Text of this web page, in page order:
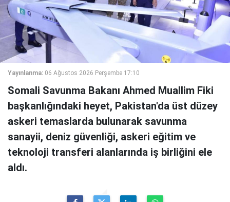
Yayınlanma: 06 Ağustos 2026 Perşembe 17:10
Somali Savunma Bakanı Ahmed Muallim Fiki
başkanlığındaki heyet, Pakistan'da üst düzey
askeri temaslarda bulunarak savunma
sanayii, deniz güvenliği, askeri eğitim ve
teknoloji transferi alanlarında iş birliğini ele
aldı.